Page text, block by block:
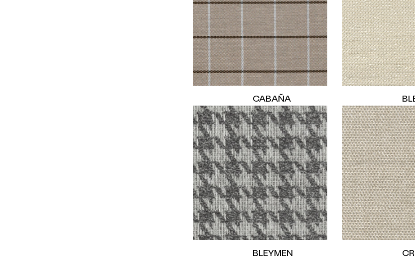
CABAÑA
BLEYMEN